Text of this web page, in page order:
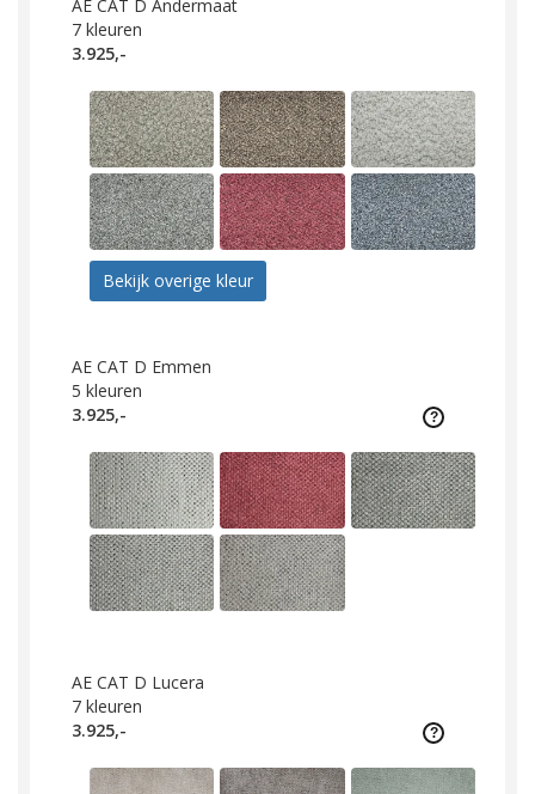
AE CAT D Andermaat
7 kleuren
3.925,-
Bekijk overige kleur
AE CAT D Emmen
5 kleuren
3.925,-
AE CAT D Lucera
7 kleuren
3.925,-